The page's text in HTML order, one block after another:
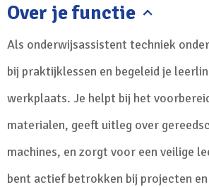
Over je functie
Als onderwijsassistent techniek
bij praktijklessen en begeleid je
werkplaats. Je helpt bij het
materialen, geeft uitleg over
machines, en zorgt voor een veilige
bent actief betrokken bij projecten